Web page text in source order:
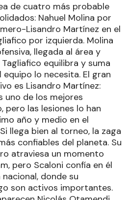
de cuatro más probable
Nahuel Molina por
Lisandro Martínez en el
por izquierda. Molina
llegada al área y
equilibra y suma
lo necesita. El gran
es Lisandro Martínez:
uno de los mejores
pero las lesiones lo han
año y medio en el
llega bien al torneo, la zaga
confiables del planeta. Su
atraviesa un momento
pero Scaloni confía en él
donde su
son activos importantes.